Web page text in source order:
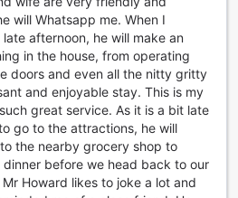
will Whatsapp me. When I
afternoon, he will make an
in the house, from operating
doors and even all the nitty gritty
and enjoyable stay. This is my
great service. As it is a bit late
go to the attractions, he will
the nearby grocery shop to
before we head back to our
Howard likes to joke a lot and